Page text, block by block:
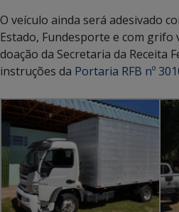
O veículo ainda será adesivado
Estado, Fundesporte e com grifo
doação da Secretaria da Receita
instruções da Portaria RFB nº